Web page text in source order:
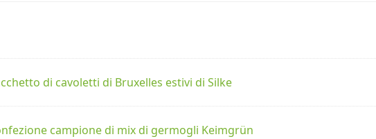
di cavoletti di Bruxelles estivi di Silke
campione di mix di germogli Keimgrün